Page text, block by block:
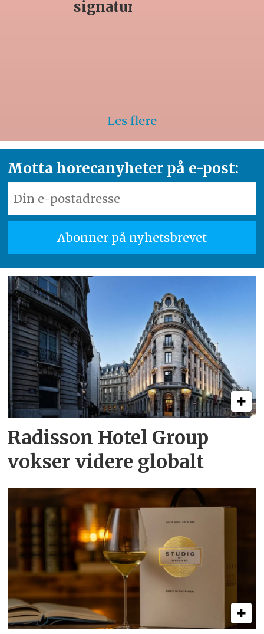
Les flere
Motta horecanyheter på e-post:
Radisson Hotel Group
vokser videre globalt